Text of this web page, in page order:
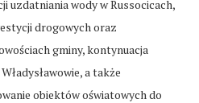
uzdatniania wody w Russocicach,
drogowych oraz
gminy, kontynuacja
a także
obiektów oświatowych do